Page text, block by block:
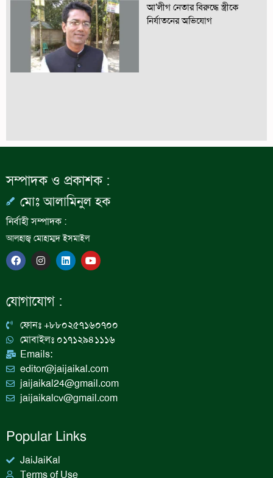
আ’লীগ নেতার বিরুদ্ধে স্ত্রীকে
নির্যাতনের অভিযোগ
সম্পাদক ও প্রকাশক :
মোঃ আলামিনুল হক
নির্বাহী সম্পাদক :
আলহাজ্ব মোহাম্মদ ইসমাইল
F
a
c
b
o
I
n
s
a
g
a
m
L
i
n
n
Y
o
u
যোগাযোগ :
ফোনঃ +৮৮০২৫৭১৬০৭০০
মোবাইলঃ ০১৭১২৯৪১১১৬
Emails:
editor@jaijaikal.com
jaijaikal24@gmail.com
jaijaikalcv@gmail.com
Popular Links
JaiJaiKal
Terms of Use